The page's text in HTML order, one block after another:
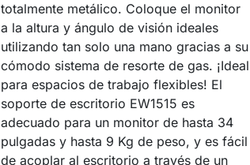
totalmente metálico. Coloque el monitor
a la altura y ángulo de visión ideales
utilizando tan solo una mano gracias a su
cómodo sistema de resorte de gas. ¡Ideal
para espacios de trabajo flexibles! El
soporte de escritorio EW1515 es
adecuado para un monitor de hasta 34
pulgadas y hasta 9 Kg de peso, y es fácil
de acoplar al escritorio a través de un